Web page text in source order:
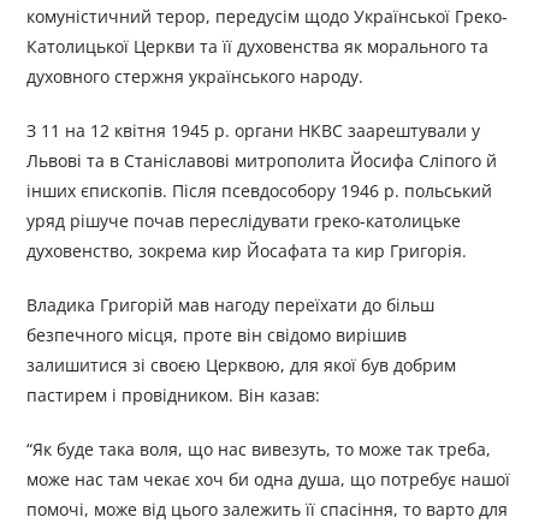
комуністичний терор, передусім щодо Української Греко-
Католицької Церкви та її духовенства як морального та
духовного стержня українського народу.
З 11 на 12 квітня 1945 р. органи НКВС заарештували у
Львові та в Станіславові митрополита Йосифа Сліпого й
інших єпископів. Після псевдособору 1946 р. польський
уряд рішуче почав переслідувати греко-католицьке
духовенство, зокрема кир Йосафата та кир Григорія.
Владика Григорій мав нагоду переїхати до більш
безпечного місця, проте він свідомо вирішив
залишитися зі своєю Церквою, для якої був добрим
пастирем і провідником. Він казав:
“Як буде така воля, що нас вивезуть, то може так треба,
може нас там чекає хоч би одна душа, що потребує нашої
помочі, може від цього залежить її спасіння, то варто для